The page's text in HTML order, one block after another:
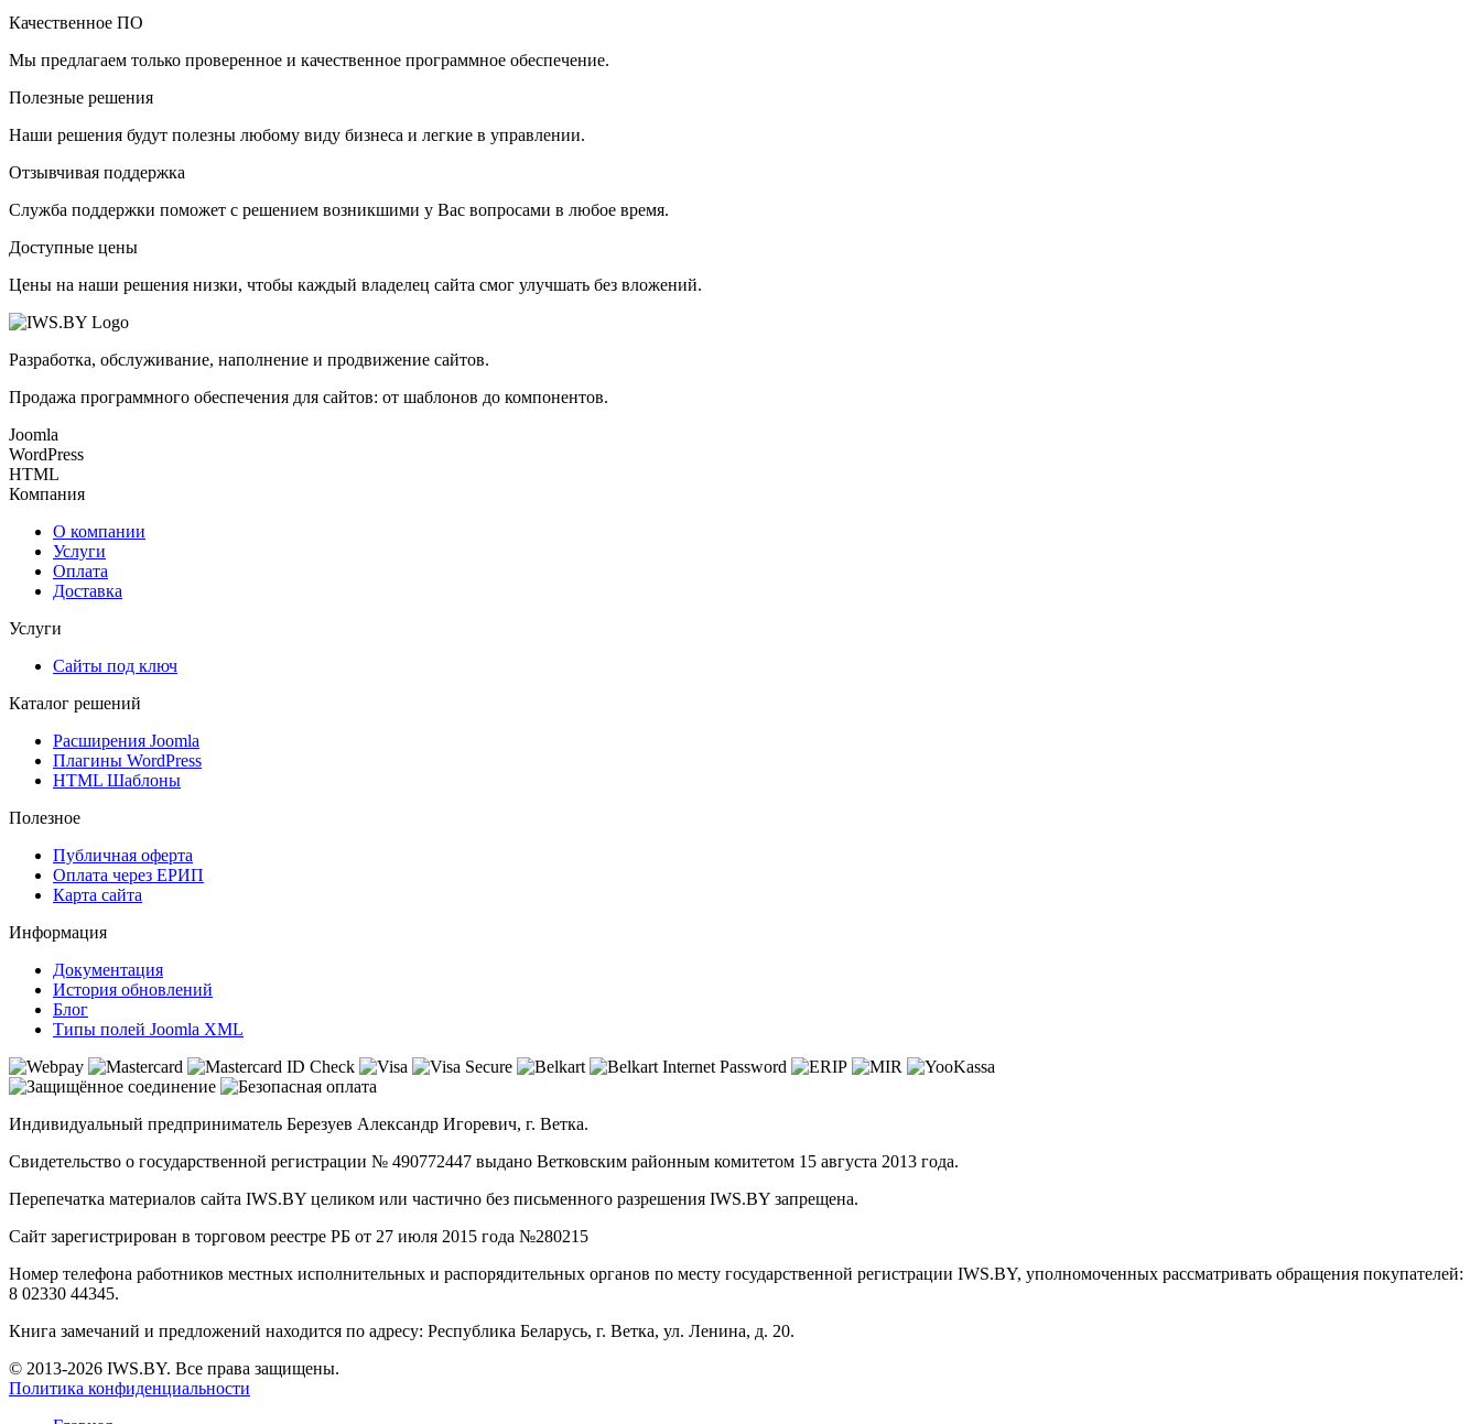
Качественное ПО
Мы предлагаем только проверенное и качественное программное обеспечение.
Полезные решения
Наши решения будут полезны любому виду бизнеса и легкие в управлении.
Отзывчивая поддержка
Служба поддержки поможет с решением возникшими у Вас вопросами в любое время.
Доступные цены
Цены на наши решения низки, чтобы каждый владелец сайта смог улучшать без вложений.
Разработка, обслуживание, наполнение и продвижение сайтов.
Продажа программного обеспечения для сайтов: от шаблонов до компонентов.
Joomla
WordPress
HTML
Компания
О компании
Услуги
Оплата
Доставка
Услуги
Сайты под ключ
Каталог решений
Расширения Joomla
Плагины WordPress
HTML Шаблоны
Полезное
Публичная оферта
Оплата через ЕРИП
Карта сайта
Информация
Документация
История обновлений
Блог
Типы полей Joomla XML
Индивидуальный предприниматель Березуев Александр Игоревич, г. Ветка.
Свидетельство о государственной регистрации № 490772447 выдано Ветковским районным комитетом 15 августа 2013 года.
Перепечатка материалов сайта IWS.BY целиком или частично без письменного разрешения IWS.BY запрещена.
Сайт зарегистрирован в торговом реестре РБ от 27 июля 2015 года №280215
Номер телефона работников местных исполнительных и распорядительных органов по месту государственной регистрации IWS.BY, уполномоченных рассматривать обращения покупателей:
8 02330 44345.
Книга замечаний и предложений находится по адресу: Республика Беларусь, г. Ветка, ул. Ленина, д. 20.
© 2013-2026 IWS.BY. Все права защищены.
Политика конфиденциальности